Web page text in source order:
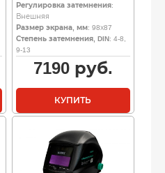
Регулировка затемнения:
Внешняя
Размер экрана, мм: 98х87
Степень затемнения, DIN: 4-8,
9-13
7190руб.
КУПИТЬ